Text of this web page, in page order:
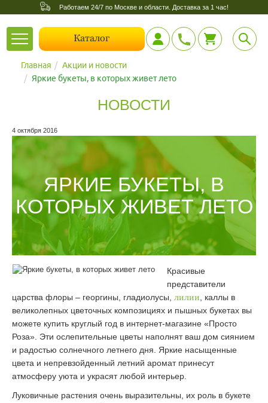
Работаем 24/7 по Москве и области. Доставка за 1 час!
Toggle
navigation
Каталог
Главная
Акции и новости
Яркие букеты, в которых живет лето
НОВОСТИ
4 октября 2016
ЯРКИЕ БУКЕТЫ, В
КОТОРЫХ ЖИВЕТ ЛЕТО
Красивые
представители
царства флоры – георгины, гладиолусы, лилии , каллы в
великолепных цветочных композициях и пышных букетах вы
можете купить круглый год в интернет-магазине «Просто
Роза». Эти ослепительные цветы наполнят ваш дом сиянием
и радостью солнечного летнего дня. Яркие насыщенные
цвета и непревзойденный летний аромат принесут
атмосферу уюта и украсят любой интерьер.
Луковичные растения очень выразительны, их роль в букете